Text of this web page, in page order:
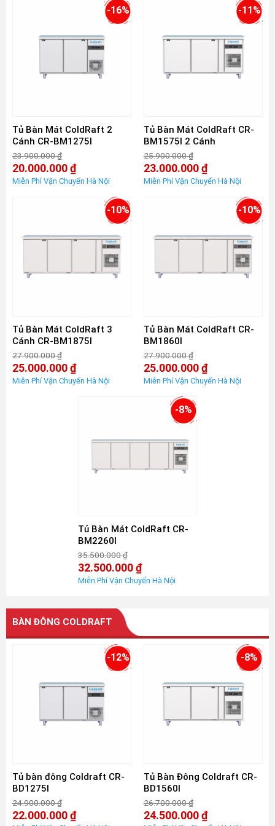
-16%
Tủ Bàn Mát ColdRaft 2
Cánh CR-BM1275I
23.900.000₫
Giá
gốc
là:
20.000.000₫
Giá
-11%
Tủ Bàn Mát ColdRaft CR-
BM1575I 2 Cánh
25.900.000₫
Giá
gốc
là:
23.000.000₫
Giá
-10%
Tủ Bàn Mát ColdRaft 3
Cánh CR-BM1875I
27.900.000₫
Giá
gốc
là:
25.000.000₫
Giá
-10%
Tủ Bàn Mát ColdRaft CR-
BM1860I
27.900.000₫
Giá
gốc
là:
25.000.000₫
Giá
25.000.000 ₫.
-8%
Tủ Bàn Mát ColdRaft CR-
BM2260I
35.500.000₫
Giá
gốc
là:
32.500.000₫
Giá
32.500.000 ₫.
BÀN ĐÔNG COLDRAFT
-12%
Tủ bàn đông Coldraft CR-
BD1275I
24.900.000₫
Giá
gốc
22.000.000₫
-8%
Tủ Bàn Đông Coldraft CR-
BD1560I
26.700.000₫
Giá
gốc
24.500.000₫